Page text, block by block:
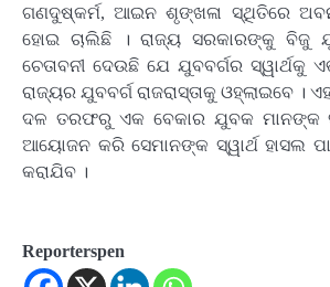
ଗଣଦୁଷ୍କର୍ମ, ଆଇନ ଶୃଙ୍ଖଳା ସ୍ଥିତିରେ
ହୋଇ ଚାଲିଛି । ରାଜ୍ୟ ସରକାରଙ୍କୁ ବିଜୁ
ଚେତାବନୀ ଦେଉଛି ଯେ ଯୁବବର୍ଗର ସ୍ୱାର୍ଥକୁ
ରାଜ୍ୟର ଯୁବବର୍ଗ ରାଜରାସ୍ତାକୁ ଓହ୍ଲାଇବେ ।
ଦଳ ତରଫରୁ ଏକ ବେକାର ଯୁବକ ମାନଙ୍କ
ଆୟୋଜନ କରି ସେମାନଙ୍କ ସ୍ୱାର୍ଥ ହାସଲ
କରାଯିବ ।
Reporterspen